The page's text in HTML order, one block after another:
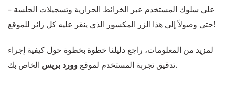
على سلوك المستخدم عبر الخرائط الحرارية وتسجيلات الجلسة –
حتى وصولاً إلى هذا الزر المكسور الذي ينقر عليه كل زائر للموقع!
لمزيد من المعلومات، راجع دليلنا خطوة بخطوة حول كيفية إجراء
تدقيق تجربة المستخدم لموقع وورد بريس الخاص بك.